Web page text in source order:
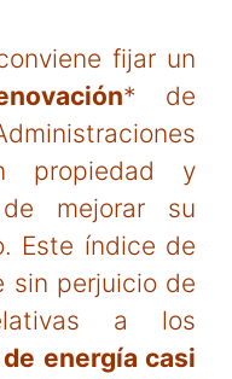
fijar un
* de
propiedad y
mejorar su
Este índice de
sin perjuicio de
a los
energía casi